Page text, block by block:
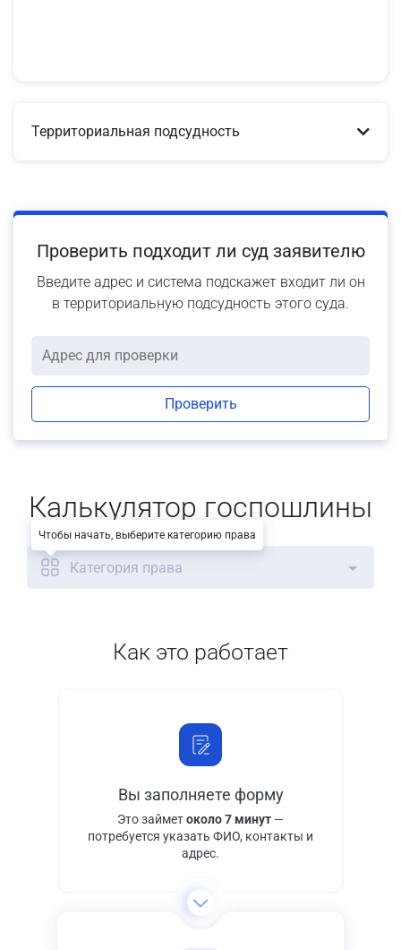
Территориальная подсудность
Проверить подходит ли суд заявителю
Введите адрес и система подскажет входит ли он
в территориальную подсудность этого суда.
Проверить
Калькулятор госпошлины
Категория права
Как это работает
Вы заполняете форму
Это займетоколо 7 минут —
потребуется указать ФИО, контакты и
адрес.
Чтобы начать, выберите категорию права